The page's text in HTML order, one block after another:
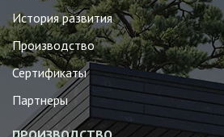
История развития
Производство
Сертификаты
Партнеры